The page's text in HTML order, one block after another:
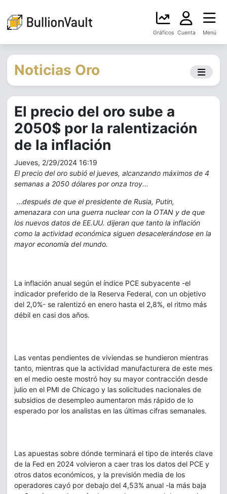
Gráficos Cuenta Menú
Noticias Oro
El precio del oro sube a
2050$ por la ralentización
de la inflación
Jueves, 2/29/2024 16:19
El precio del oro subió el jueves, alcanzando máximos de 4
semanas a 2050 dólares por onza troy...
...después de que el presidente de Rusia, Putin,
amenazara con una guerra nuclear con la OTAN y de que
los nuevos datos de EE.UU. dijeran que tanto la inflación
como la actividad económica siguen desacelerándose en la
mayor economía del mundo.
La inflación anual según el índice PCE subyacente -el
indicador preferido de la Reserva Federal, con un objetivo
del 2,0%- se ralentizó en enero hasta el 2,8%, el ritmo más
débil en casi dos años.
Las ventas pendientes de viviendas se hundieron mientras
tanto, mientras que la actividad manufacturera de este mes
en el medio oeste mostró hoy su mayor contracción desde
julio en el PMI de Chicago y las solicitudes nacionales de
subsidios de desempleo aumentaron más rápido de lo
esperado por los analistas en las últimas cifras semanales.
Las apuestas sobre dónde terminará el tipo de interés clave
de la Fed en 2024 volvieron a caer tras los datos del PCE y
otros datos económicos, y la previsión media de los
operadores cayó por debajo del 4,53% anual -la más baja